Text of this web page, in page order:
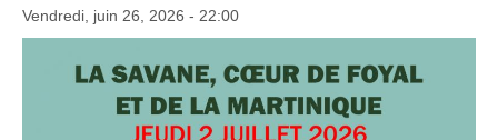
Vendredi, juin 26, 2026 - 22:00